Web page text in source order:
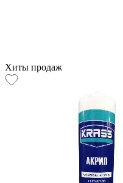
Хиты продаж